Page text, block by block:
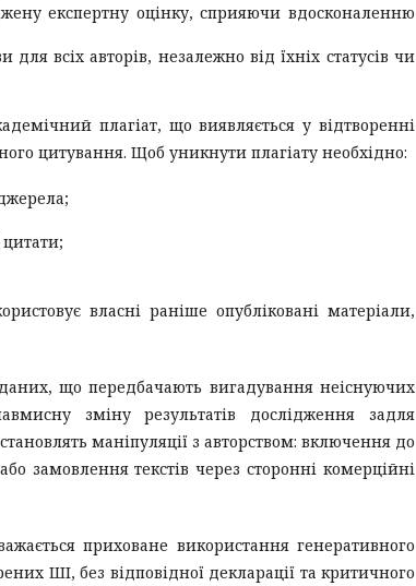
експертну оцінку, сприяючи вдосконаленню
для всіх авторів, незалежно від їхніх статусів чи
плагіат, що виявляється у відтворенні
цитування. Щоб уникнути плагіату необхідно:
власні раніше опубліковані матеріали,
що передбачають вигадування неіснуючих
зміну результатів дослідження задля
маніпуляції з авторством: включення до
замовлення текстів через сторонні комерційні
приховане використання генеративного
ШІ, без відповідної декларації та критичного